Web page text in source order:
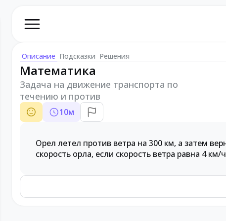
Описание Подсказки Решения
Математика
Задача на движение транспорта по
течению и против
10м
Орел летел против ветра на 300 км, а затем
скорость орла, если скорость ветра равна 4 км/